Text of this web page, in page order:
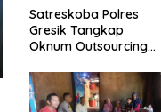
Satreskoba Polres
Gresik Tangkap
Oknum Outsourcing
Edarkan Sabu
Jaringan Bangkalan